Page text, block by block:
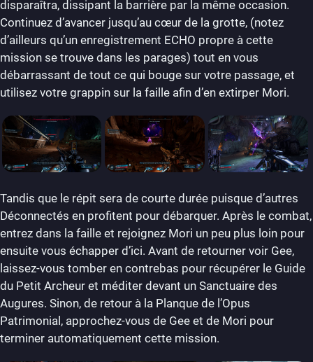
disparaîtra, dissipant la barrière par la même occasion.
Continuez d’avancer jusqu’au cœur de la grotte, (notez
d’ailleurs qu’un enregistrement ECHO propre à cette
mission se trouve dans les parages) tout en vous
débarrassant de tout ce qui bouge sur votre passage, et
utilisez votre grappin sur la faille afin d’en extirper Mori.
Tandis que le répit sera de courte durée puisque d’autres
Déconnectés en profitent pour débarquer. Après le combat,
entrez dans la faille et rejoignez Mori un peu plus loin pour
ensuite vous échapper d’ici. Avant de retourner voir Gee,
laissez-vous tomber en contrebas pour récupérer le Guide
du Petit Archeur et méditer devant un Sanctuaire des
Augures. Sinon, de retour à la Planque de l’Opus
Patrimonial, approchez-vous de Gee et de Mori pour
terminer automatiquement cette mission.